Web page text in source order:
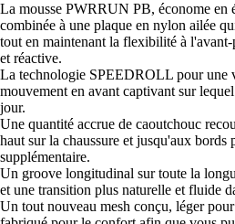
La mousse PWRRUN PB, économe en
combinée à une plaque en nylon ailée
tout en maintenant la flexibilité à
et réactive.
La technologie SPEEDROLL pour une
mouvement en avant captivant sur
jour.
Une quantité accrue de caoutchouc
haut sur la chaussure et jusqu'aux bords
supplémentaire.
Un groove longitudinal sur toute la
et une transition plus naturelle et fluide
Un tout nouveau mesh conçu, léger